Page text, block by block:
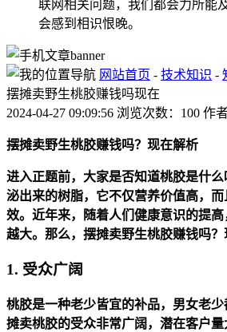
联网相关问题，我们都会力所能
会感到相识恨晚。
网站首页 - 技术知识 -
摆摊卖野生桃胶赚钱吗现在
2024-04-27 09:09:56 浏览次数：100 作
摆摊卖野生桃胶赚钱吗？现在解析
进入正题前，大家是否知道桃胶是什
泌出来的树脂，它不仅营养价值高，
效。近年来，随着人们健康意识的提
越大。那么，摆摊卖野生桃胶赚钱吗？
1. 受众广阔
桃胶是一种老少皆宜的补品，男女老
摊卖桃胶的受众非常广阔，潜在客户量